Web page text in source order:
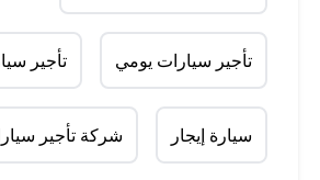
تأجير سيارات يومي تأجير
سيارة إيجار شركة تأجير